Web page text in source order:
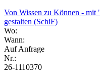
Von Wissen zu Können -
gestalten (SchiF)
Wo:
Wann:
Auf Anfrage
Nr.:
26-1110370